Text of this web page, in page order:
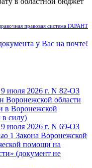
правовая система ГАРАНТ
июля 2026 г. N 82-ОЗ
Воронежской области
в Воронежской
в силу)
июля 2026 г. N 69-ОЗ
1 Закона Воронежской
помощи на
(документ не